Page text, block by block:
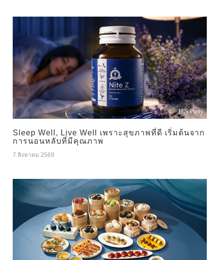
Sleep Well, Live Well เพราะสุขภาพที่ดี เริ่มต้นจาก
การนอนหลับที่มีคุณภาพ
7 สิงหาคม 2569